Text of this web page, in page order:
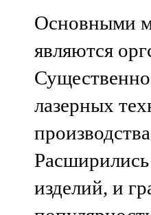
Основными
являются
лазерных
изделий, и